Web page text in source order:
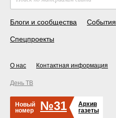
Блоги и сообщества События
Спецпроекты
О нас Контактная информация
День ТВ
Новый
номер
№31
Архив
газеты